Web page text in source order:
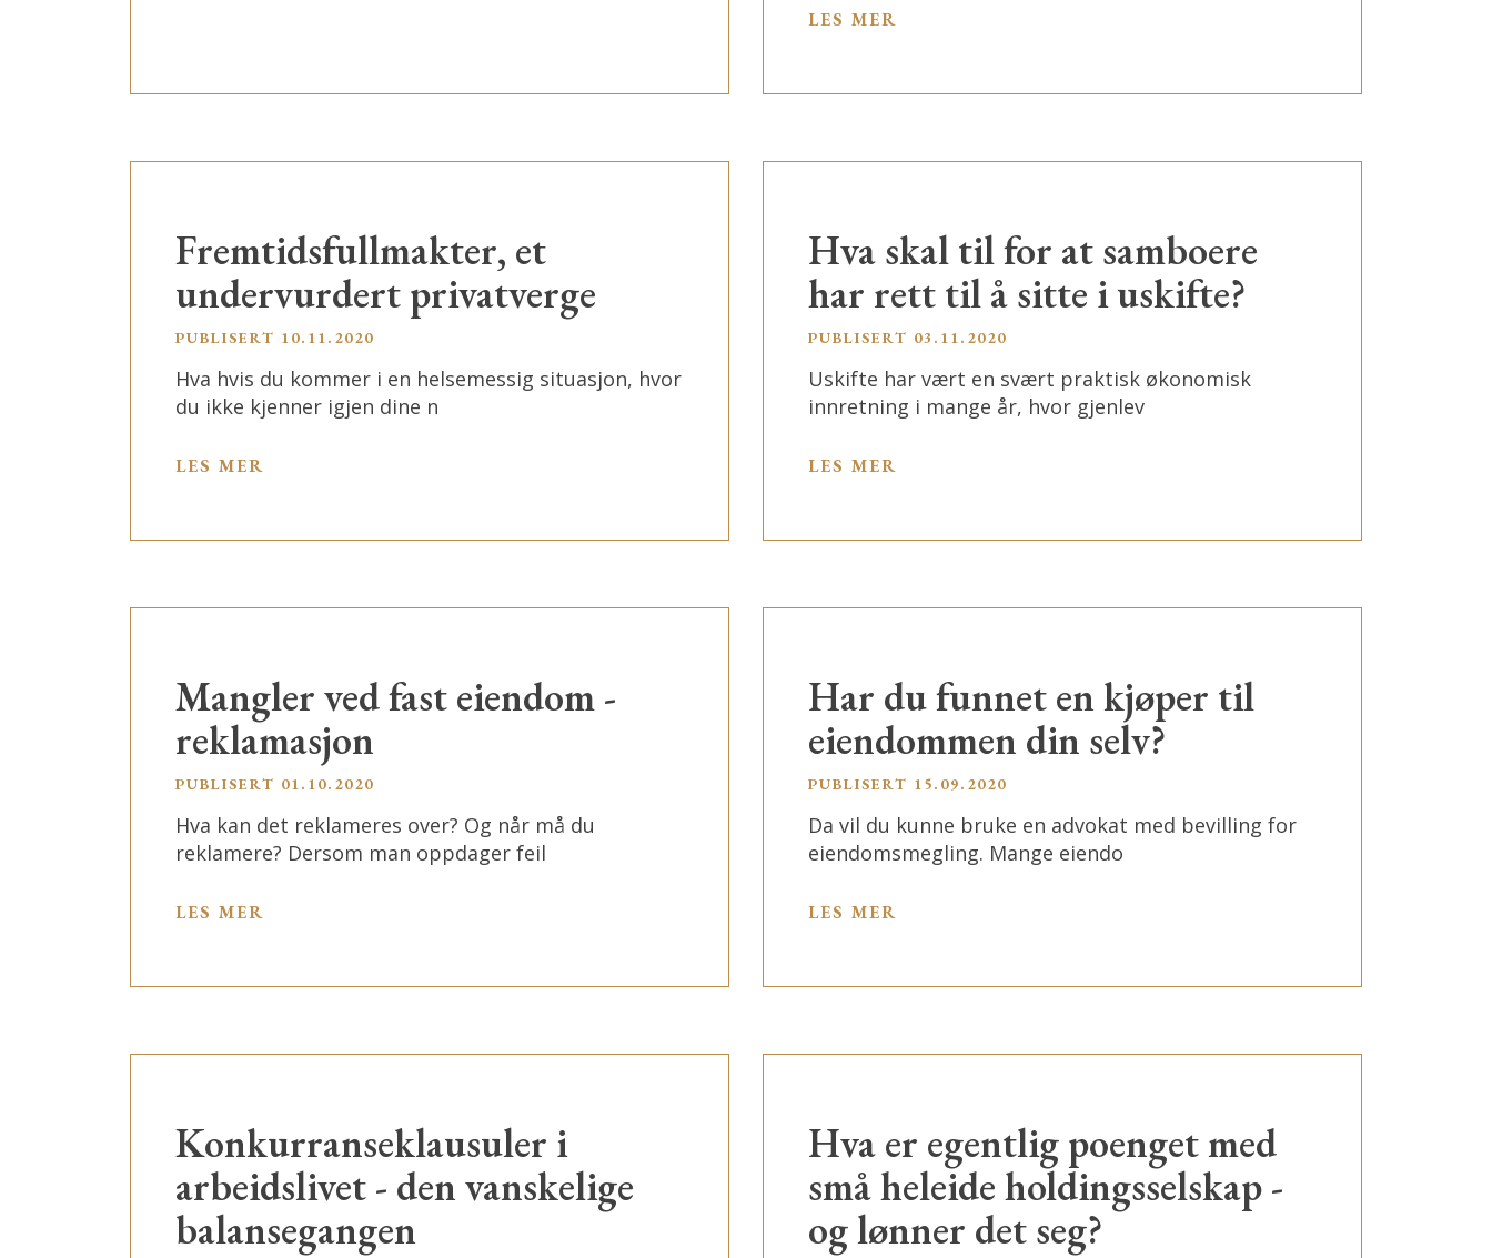
LES MER
Fremtidsfullmakter, et
undervurdert privatverge
PUBLISERT 10.11.2020
Hva hvis du kommer i en helsemessig situasjon, hvor
du ikke kjenner igjen dine n
LES MER
Hva skal til for at samboere
har rett til å sitte i uskifte?
PUBLISERT 03.11.2020
Uskifte har vært en svært praktisk økonomisk
innretning i mange år, hvor gjenlev
LES MER
Mangler ved fast eiendom -
reklamasjon
PUBLISERT 01.10.2020
Hva kan det reklameres over? Og når må du
reklamere? Dersom man oppdager feil
LES MER
Har du funnet en kjøper til
eiendommen din selv?
PUBLISERT 15.09.2020
Da vil du kunne bruke en advokat med bevilling for
eiendomsmegling. Mange eiendo
LES MER
Konkurranseklausuler i
arbeidslivet - den vanskelige
balansegangen
Hva er egentlig poenget med
små heleide holdingsselskap -
og lønner det seg?